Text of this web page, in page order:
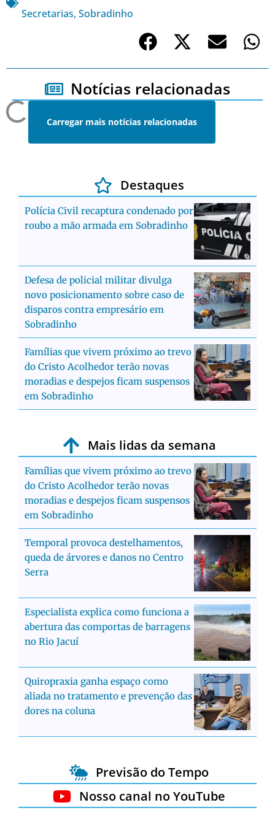
Secretarias, Sobradinho
Notícias relacionadas
Carregar mais notícias relacionadas
Destaques
Polícia Civil recaptura condenado por
roubo a mão armada em Sobradinho
Defesa de policial militar divulga
novo posicionamento sobre caso de
disparos contra empresário em
Sobradinho
Famílias que vivem próximo ao trevo
do Cristo Acolhedor terão novas
moradias e despejos ficam suspensos
em Sobradinho
Mais lidas da semana
Famílias que vivem próximo ao trevo
do Cristo Acolhedor terão novas
moradias e despejos ficam suspensos
em Sobradinho
Temporal provoca destelhamentos,
queda de árvores e danos no Centro
Serra
Especialista explica como funciona a
abertura das comportas de barragens
no Rio Jacuí
Quiropraxia ganha espaço como
aliada no tratamento e prevenção das
dores na coluna
Previsão do Tempo
Nosso canal no YouTube